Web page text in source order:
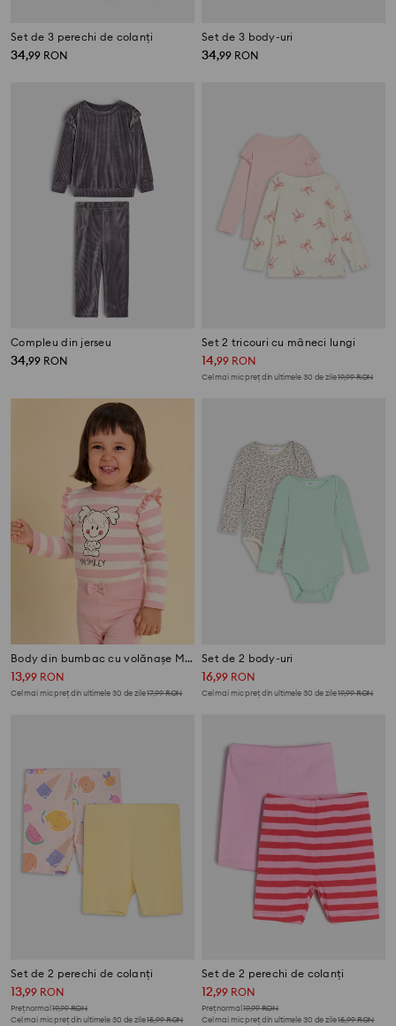
Set de 3 perechi de colanți
34,99 RON
Set de 3 body-uri
34,99 RON
Compleu din jerseu
34,99 RON
Set 2 tricouri cu mâneci lungi
14,99 RON
Cel mai mic preț din ultimele 30 de zile19,99RON
Body din bumbac cu volănașe Mini Smiley®
13,99 RON
Cel mai mic preț din ultimele 30 de zile17,99RON
Set de 2 body-uri
16,99 RON
Cel mai mic preț din ultimele 30 de zile19,99RON
Set de 2 perechi de colanți
13,99 RON
Preț normal 19,99RON
Cel mai mic preț din ultimele 30 de zile15,99RON
Set de 2 perechi de colanți
12,99 RON
Preț normal 19,99RON
Cel mai mic preț din ultimele 30 de zile15,99RON